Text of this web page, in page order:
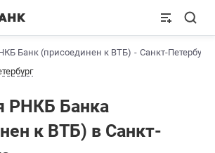
Банк (присоединен к ВТБ)
Санкт-Петербург
РНКБ Банкa
к ВТБ) в Санкт-